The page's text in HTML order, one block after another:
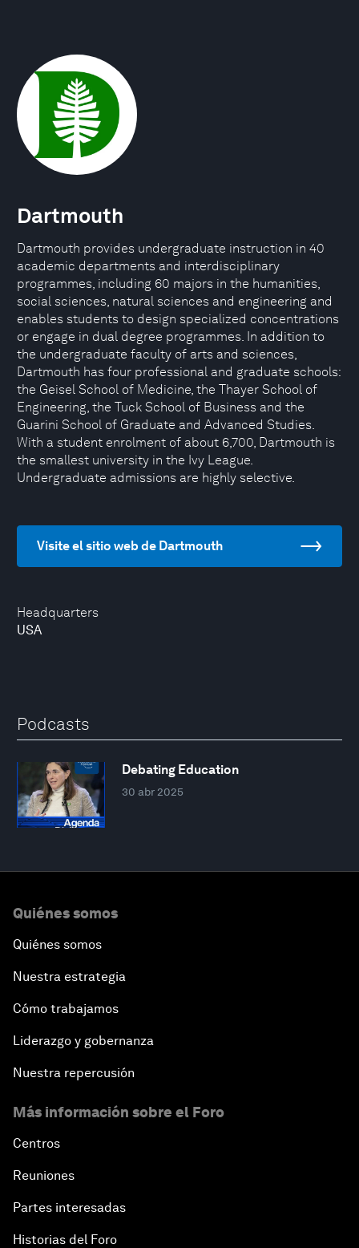
Headquarters
USA
Dartmouth
Dartmouth provides undergraduate instruction in 40
academic departments and interdisciplinary
programmes, including 60 majors in the humanities,
social sciences, natural sciences and engineering and
enables students to design specialized concentrations
or engage in dual degree programmes. In addition to
the undergraduate faculty of arts and sciences,
Dartmouth has four professional and graduate schools:
the Geisel School of Medicine, the Thayer School of
Engineering, the Tuck School of Business and the
Guarini School of Graduate and Advanced Studies.
With a student enrolment of about 6,700, Dartmouth is
the smallest university in the Ivy League.
Undergraduate admissions are highly selective.
Visite el sitio web de Dartmouth
Podcasts
Debating Education
30 abr 2025
Quiénes somos
Quiénes somos
Nuestra estrategia
Cómo trabajamos
Liderazgo y gobernanza
Nuestra repercusión
Más información sobre el Foro
Centros
Reuniones
Partes interesadas
Historias del Foro